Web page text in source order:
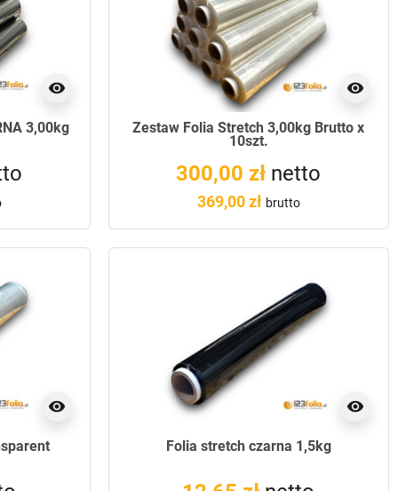
visibility
3,00kg
visibility
Zestaw Folia Stretch 3,00kg Brutto x
10szt.
300,00 zł netto
369,00 zł brutto
visibility visibility
Folia stretch czarna 1,5kg